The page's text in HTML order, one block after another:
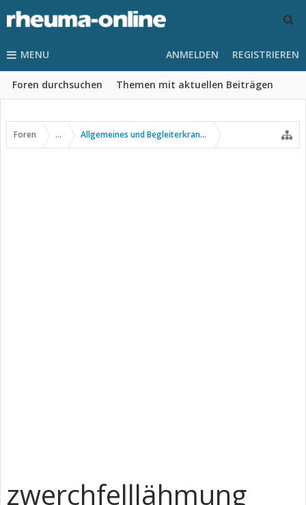
MENU
Foren durchsuchen Themen mit aktuellen Beiträgen
ANMELDEN REGISTRIEREN
Foren ... Allgemeines und Begleiterkrankungen
zwerchfelllähmung